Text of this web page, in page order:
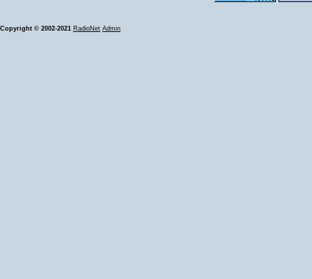
Copyright © 2002-2021 RadioNet Admin